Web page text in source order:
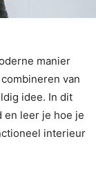
manier
van
idee. In dit
leer je hoe je
interieur